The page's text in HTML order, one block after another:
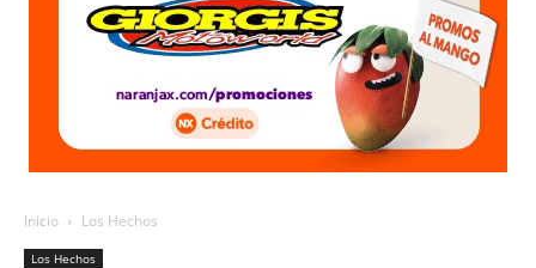
Inicio Los Hechos
Los Hechos